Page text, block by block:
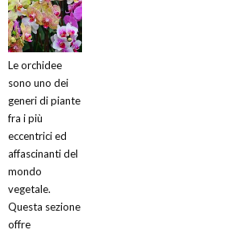
Le orchidee
sono uno dei
generi di piante
fra i più
eccentrici ed
affascinanti del
mondo
vegetale.
Questa sezione
offre